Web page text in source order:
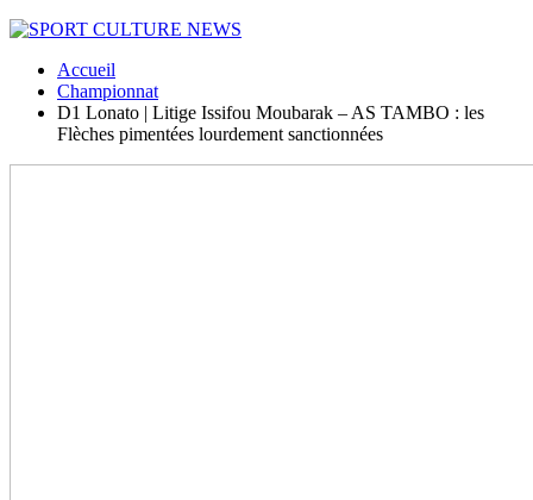
Accueil
Championnat
D1 Lonato | Litige Issifou Moubarak – AS TAMBO : les
Flèches pimentées lourdement sanctionnées